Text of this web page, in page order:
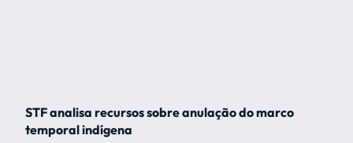
STF analisa recursos sobre anulação do marco
temporal indígena